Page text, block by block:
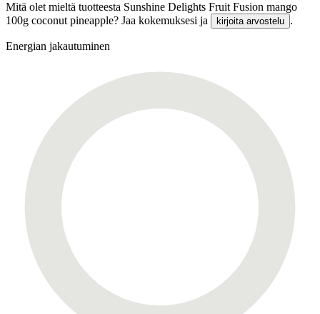
Mitä olet mieltä tuotteesta Sunshine Delights Fruit Fusion mango
100g coconut pineapple? Jaa kokemuksesi ja
kirjoita arvostelu .
Energian jakautuminen